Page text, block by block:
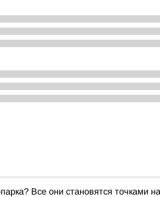
Все они становятся точками